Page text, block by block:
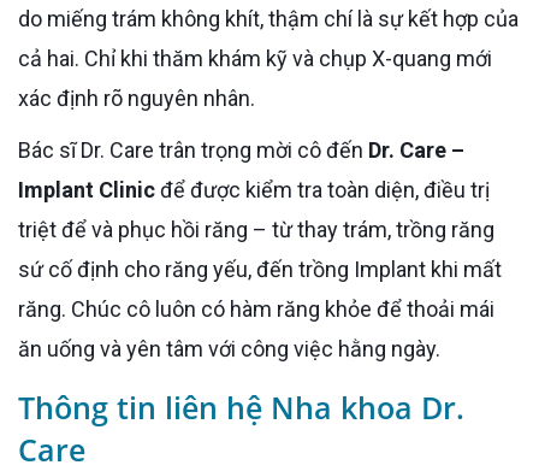
do miếng trám không khít, thậm chí là sự kết hợp của
cả hai. Chỉ khi thăm khám kỹ và chụp X-quang mới
xác định rõ nguyên nhân.
Bác sĩ Dr. Care trân trọng mời cô đến Dr. Care –
Implant Clinicđể được kiểm tra toàn diện, điều trị
triệt để và phục hồi răng – từ thay trám, trồng răng
sứ cố định cho răng yếu, đến trồng Implant khi mất
răng. Chúc cô luôn có hàm răng khỏe để thoải mái
ăn uống và yên tâm với công việc hằng ngày.
Thông tin liên hệ Nha khoa Dr.
Care